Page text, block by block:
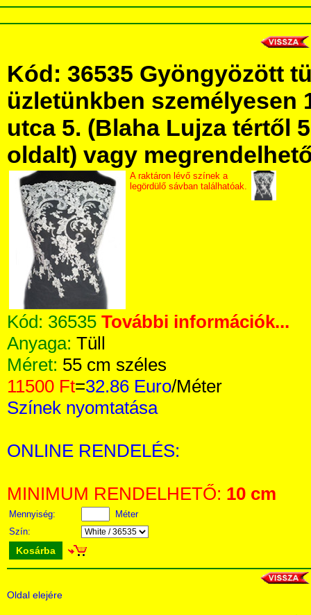
Kód: 36535 Gyöngyözött
üzletünkben személyesen
utca 5. (Blaha Lujza tértől
oldalt) vagy
A raktáron lévő színek a
legördülő sávban találhatóak.
Kód: 36535 További információk...
Anyaga: Tüll
Méret: 55 cm széles
11500 Ft=32.86 Euro/Méter
Színek nyomtatása
ONLINE RENDELÉS:
MINIMUM RENDELHETŐ: 10 cm
Mennyiség:
Méter
Szín:
Kosárba
Oldal elejére